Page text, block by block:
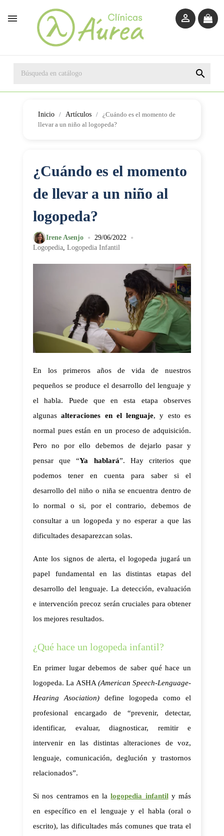
 

Inicio Artículos
¿Cuándo es el momento de
llevar a un niño al logopeda?
¿Cuándo es el momento
de llevar a un niño al
logopeda?
Irene Asenjo • 29/06/2022 •
Logopedia, Logopedia Infantil
En los primeros años de vida de nuestros
pequeños se produce el desarrollo del lenguaje y
el habla. Puede que en esta etapa observes
algunas alteraciones en el lenguaje, y esto es
normal pues están en un proceso de adquisición.
Pero no por ello debemos de dejarlo pasar y
pensar que “Ya hablará”. Hay criterios que
podemos tener en cuenta para saber si el
desarrollo del niño o niña se encuentra dentro de
lo normal o si, por el contrario, debemos de
consultar a un logopeda y no esperar a que las
dificultades desaparezcan solas.
Ante los signos de alerta, el logopeda jugará un
papel fundamental en las distintas etapas del
desarrollo del lenguaje. La detección, evaluación
e intervención precoz serán cruciales para obtener
los mejores resultados.
¿Qué hace un logopeda infantil?
En primer lugar debemos de saber qué hace un
logopeda. La ASHA (American Speech-Lenguage-
Hearing Asociation) define logopeda como el
profesional encargado de “prevenir, detectar,
identificar, evaluar, diagnosticar, remitir e
intervenir en las distintas alteraciones de voz,
lenguaje, comunicación, deglución y trastornos
relacionados”.
Si nos centramos en la logopedia infantil y más
en específico en el lenguaje y el habla (oral o
escrito), las dificultades más comunes que trata el